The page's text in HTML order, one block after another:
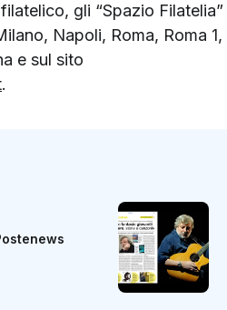
gli “Spazio Filatelia”
Napoli, Roma, Roma 1,
e sul sito
.